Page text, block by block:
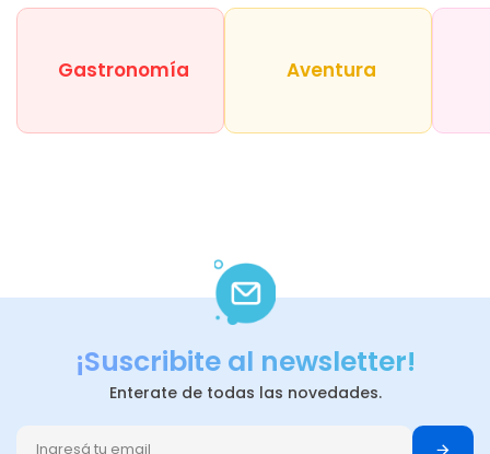
Gastronomía Aventura
¡Suscribite al newsletter!
Enterate de todas las novedades.